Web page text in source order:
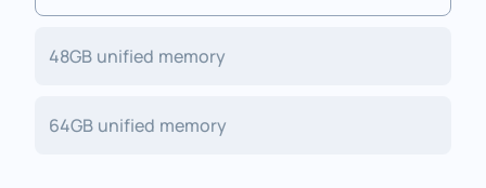
48GB unified memory
64GB unified memory